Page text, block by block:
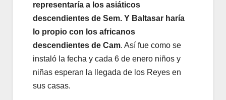
representaría a los asiáticos
descendientes de Sem. Y Baltasar haría
lo propio con los africanos
descendientes de Cam. Así fue como se
instaló la fecha y cada 6 de enero niños y
niñas esperan la llegada de los Reyes en
sus casas.